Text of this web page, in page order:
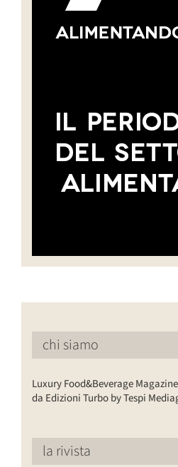
chi siamo
Luxury Food&Beverage
da Edizioni Turbo by Tespi
la rivista